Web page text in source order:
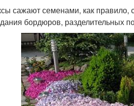
сажают семенами, как правило,
бордюров, разделительных